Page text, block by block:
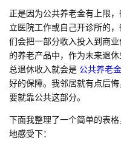
正是因为公共养老金有上限
立医院工作或自己开诊所的
们会把一部分收入投入到商
的养老产品中，作为未来退
总退休收入就会是 公共养老
好的保障。我邻居就有点后
要就靠公共这部分。
下面我整理了一个简单的表
地感受下：